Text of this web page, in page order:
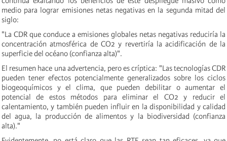
medio para lograr emisiones netas negativas en la segunda mitad del
siglo:
"La CDR que conduce a emisiones globales netas negativas reduciría la
concentración atmosférica de CO2 y revertiría la acidificación de la
superficie del océano (confianza alta)".
El resumen hace una advertencia, pero es críptica: "Las tecnologías CDR
pueden tener efectos potencialmente generalizados sobre los ciclos
biogeoquímicos y el clima, que pueden debilitar o aumentar el
potencial de estos métodos para eliminar el CO2 y reducir el
calentamiento, y también pueden influir en la disponibilidad y calidad
del agua, la producción de alimentos y la biodiversidad (confianza
alta)."